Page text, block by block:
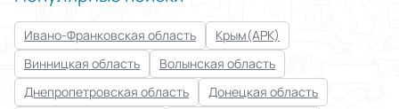
Ивано-Франковская область
Крым(АРК)
Винницкая область
Волынская область
Днепропетровская область
Донецкая область